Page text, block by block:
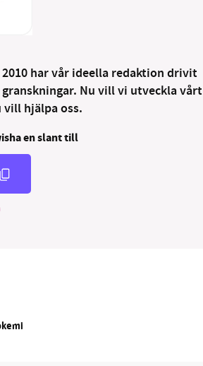
har vår ideella redaktion drivit
Nu vill vi utveckla vårt
hjälpa oss.
en slant till